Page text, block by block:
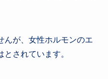
んが、女性ホルモンのエ
されています。